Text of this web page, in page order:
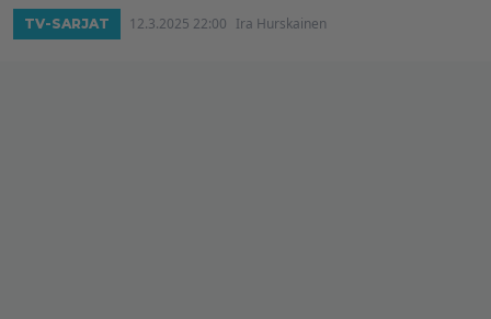
TV-SARJAT 12.3.2025 22:00 Ira Hurskainen